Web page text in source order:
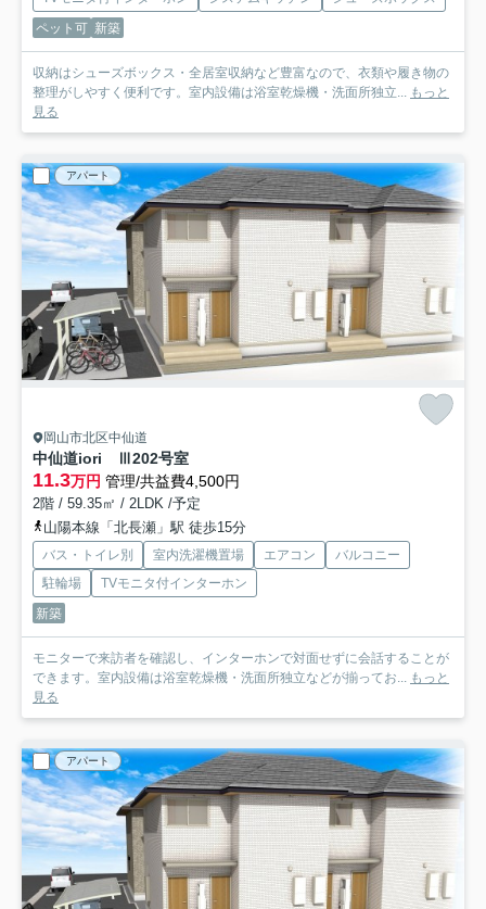
ペット可 新築
収納はシューズボックス・全居室収納など豊富なので、衣類や履き物の
整理がしやすく便利です。室内設備は浴室乾燥機・洗面所独立... もっと
見る
アパート
岡山市北区中仙道
中仙道iori Ⅲ202号室
11.3万円 管理/共益費4,500円
2階 / 59.35㎡ / 2LDK /予定
山陽本線「北長瀬」駅 徒歩15分
バス・トイレ別 室内洗濯機置場 エアコン
バルコニー
駐輪場
TVモニタ付インターホン
新築
モニターで来訪者を確認し、インターホンで対面せずに会話することが
できます。室内設備は浴室乾燥機・洗面所独立などが揃ってお... もっと
見る
アパート